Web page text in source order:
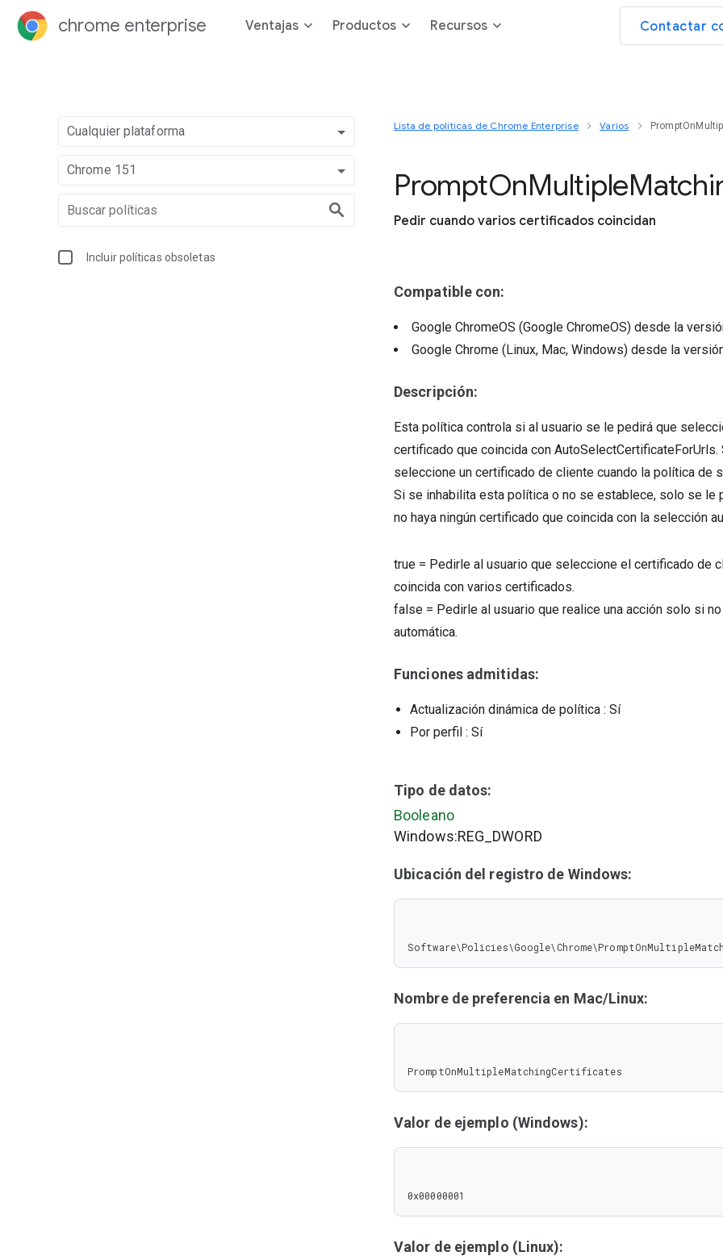
chrome enterprise Ventajas Productos Recursos Contactar
Cualquier plataforma
Chrome 151
Incluir políticas obsoletas
Lista de políticas de Chrome Enterprise Varios
PromptOnMultiple
Pedir cuando varios certificados coincidan
Compatible con:
Google ChromeOS (Google ChromeOS) desde la
Google Chrome (Linux, Mac, Windows) desde la
Descripción:
Esta política controla si al usuario se le pedirá que
certificado que coincida con
seleccione un certificado de cliente cuando la política de
Si se inhabilita esta política o no se establece, solo se le
no haya ningún certificado que coincida con la selección
true = Pedirle al usuario que seleccione el certificado de
coincida con varios certificados.
false = Pedirle al usuario que realice una acción solo si
automática.
Funciones admitidas:
Actualización dinámica de política : Sí
Por perfil : Sí
Tipo de datos:
Booleano
Windows:REG_DWORD
Ubicación del registro de Windows:
Nombre de preferencia en Mac/Linux:
PromptOnMultipleMatchingCertificates
Valor de ejemplo (Windows):
0x00000001
Valor de ejemplo (Linux):